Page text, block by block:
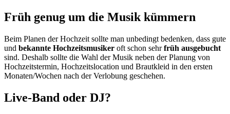
Früh genug um die Musik kümmern
Beim Planen der Hochzeit sollte man unbedingt bedenken, dass gute
und bekannte Hochzeitsmusiker oft schon sehrfrüh ausgebucht
sind. Deshalb sollte die Wahl der Musik neben der Planung von
Hochzeitstermin, Hochzeitslocation und Brautkleid in den ersten
Monaten/Wochen nach der Verlobung geschehen.
Live-Band oder DJ?